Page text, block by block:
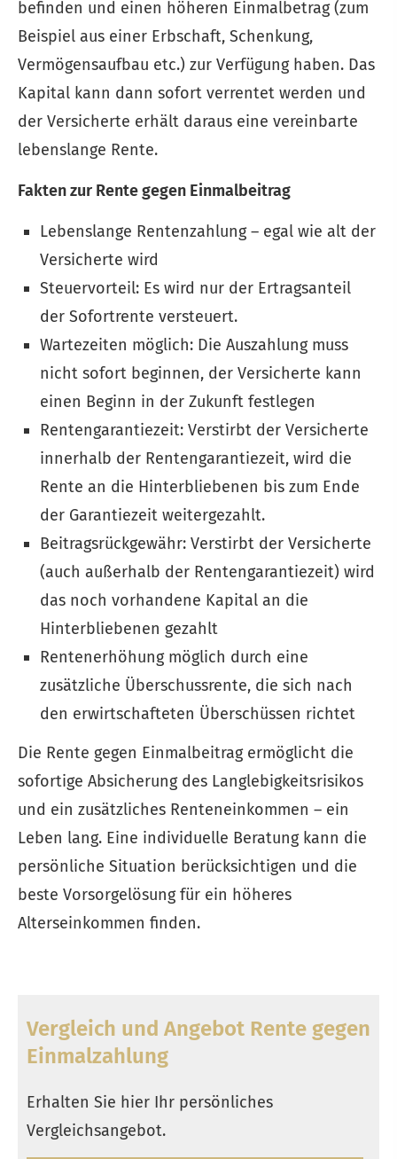
befinden und einen höheren Einmalbetrag (zum
Beispiel aus einer Erbschaft, Schenkung,
Vermögensaufbau etc.) zur Verfügung haben. Das
Kapital kann dann sofort verrentet werden und
der Versicherte erhält daraus eine vereinbarte
lebenslange Rente.
Fakten zur Rente gegen Einmalbeitrag
Lebenslange Rentenzahlung – egal wie alt der
Versicherte wird
Steuervorteil: Es wird nur der Ertragsanteil
der Sofortrente versteuert.
Wartezeiten möglich: Die Auszahlung muss
nicht sofort beginnen, der Versicherte kann
einen Beginn in der Zukunft festlegen
Rentengarantiezeit: Verstirbt der Versicherte
innerhalb der Rentengarantiezeit, wird die
Rente an die Hinterbliebenen bis zum Ende
der Garantiezeit weitergezahlt.
Beitragsrückgewähr: Verstirbt der Versicherte
(auch außerhalb der Rentengarantiezeit) wird
das noch vorhandene Kapital an die
Hinterbliebenen gezahlt
Rentenerhöhung möglich durch eine
zusätzliche Überschussrente, die sich nach
den erwirtschafteten Überschüssen richtet
Die Rente gegen Einmalbeitrag ermöglicht die
sofortige Absicherung des Langlebigkeitsrisikos
und ein zusätzliches Renteneinkommen – ein
Leben lang. Eine individuelle Beratung kann die
persönliche Situation berücksichtigen und die
beste Vorsorgelösung für ein höheres
Alterseinkommen finden.
Vergleich und Angebot Rente gegen
Einmal­zahlung
Erhalten Sie hier Ihr persönliches
Vergleichsangebot.